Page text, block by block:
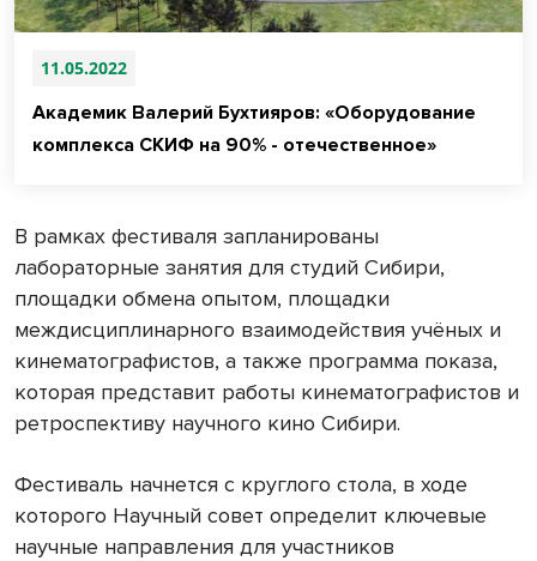
11.05.2022
Академик Валерий Бухтияров: «Оборудование
комплекса СКИФ на 90% - отечественное»
В рамках фестиваля запланированы
лабораторные занятия для студий Сибири,
площадки обмена опытом, площадки
междисциплинарного взаимодействия учёных и
кинематографистов, а также программа показа,
которая представит работы кинематографистов и
ретроспективу научного кино Сибири.
Фестиваль начнется с круглого стола, в ходе
которого Научный совет определит ключевые
научные направления для участников